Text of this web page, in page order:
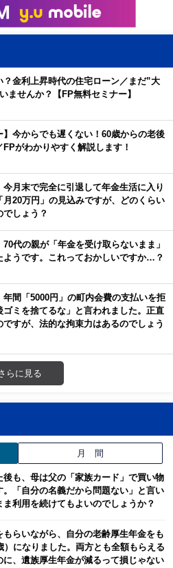
？金利上昇時代の住宅ローン／まだ”大
ませんか？【FP無料セミナー】
】今からでも遅くない！60歳からの老後
FPがわかりやすく解説します！
今月末で完全に引退して年金生活に入り
月20万円」の見込みですが、どのくらい
でしょう？
70代の親が「年金を受け取らないまま」
ようです。これっておかしいですか…？
年間「5000円」の町内会費の支払いを拒
ゴミを捨てるな」と言われました。正直
ですが、法的な拘束力はあるのでしょう
らに見る
月 間
後も、母は父の「家族カード」で買い物
。「自分の名義だから問題ない」と言い
ま利用を続けてもよいのでしょうか？
もらいながら、自分の老齢厚生年金をも
）になりました。両方とも全額もらえる
に、遺族厚生年金が減るって損じゃない